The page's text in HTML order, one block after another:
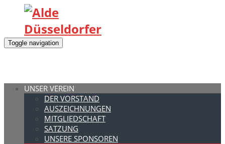
Toggle navigation
UNSER VEREIN
DER VORSTAND
AUSZEICHNUNGEN
MITGLIEDSCHAFT
SATZUNG
UNSERE SPONSOREN